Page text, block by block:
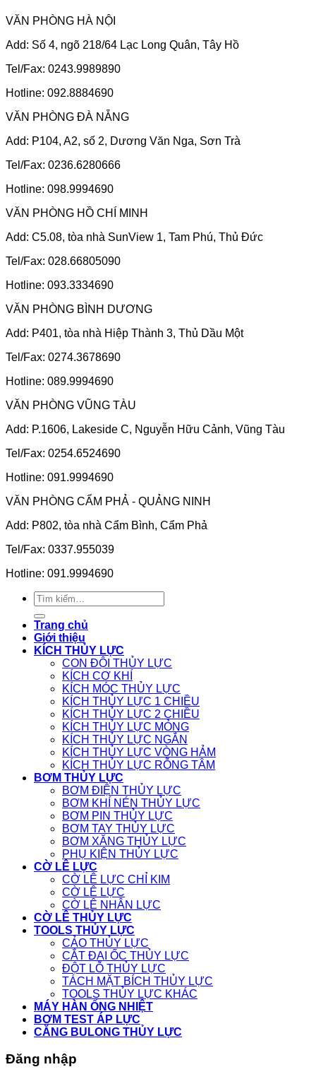
VĂN PHÒNG HÀ NỘI
Add: Số 4, ngõ 218/64 Lạc Long Quân, Tây Hồ
Tel/Fax: 0243.9989890
Hotline: 092.8884690
VĂN PHÒNG ĐÀ NẴNG
Add: P104, A2, số 2, Dương Văn Nga, Sơn Trà
Tel/Fax: 0236.6280666
Hotline: 098.9994690
VĂN PHÒNG HỒ CHÍ MINH
Add: C5.08, tòa nhà SunView 1, Tam Phú, Thủ Đức
Tel/Fax: 028.66805090
Hotline: 093.3334690
VĂN PHÒNG BÌNH DƯƠNG
Add: P401, tòa nhà Hiệp Thành 3, Thủ Dầu Một
Tel/Fax: 0274.3678690
Hotline: 089.9994690
VĂN PHÒNG VŨNG TÀU
Add: P.1606, Lakeside C, Nguyễn Hữu Cảnh, Vũng Tàu
Tel/Fax: 0254.6524690
Hotline: 091.9994690
VĂN PHÒNG CẨM PHẢ - QUẢNG NINH
Add: P802, tòa nhà Cẩm Bình, Cẩm Phả
Tel/Fax: 0337.955039
Hotline: 091.9994690
Tìm
kiếm:
Trang chủ
Giới thiệu
KÍCH THỦY LỰC
CON ĐỘI THỦY LỰC
KÍCH CƠ KHÍ
KÍCH MÓC THỦY LỰC
KÍCH THỦY LỰC 1 CHIỀU
KÍCH THỦY LỰC 2 CHIỀU
KÍCH THỦY LỰC MỎNG
KÍCH THỦY LỰC NGẮN
KÍCH THỦY LỰC VÒNG HẢM
KÍCH THỦY LỰC RỖNG TÂM
BƠM THỦY LỰC
BƠM ĐIỆN THỦY LỰC
BƠM KHÍ NÉN THỦY LỰC
BƠM PIN THỦY LỰC
BƠM TAY THỦY LỰC
BƠM XĂNG THỦY LỰC
PHỤ KIỆN THỦY LỰC
CỜ LÊ LỰC
CỜ LÊ LỰC CHỈ KIM
CỜ LÊ LỰC
CỜ LÊ NHÂN LỰC
CỜ LÊ THỦY LỰC
TOOLS THỦY LỰC
CẢO THỦY LỰC
CẮT ĐAI ỐC THỦY LỰC
ĐỘT LỖ THỦY LỰC
TÁCH MẶT BÍCH THỦY LỰC
TOOLS THỦY LỰC KHÁC
MÁY HÀN ỐNG NHIỆT
BƠM TEST ÁP LỰC
CĂNG BULONG THỦY LỰC
Đăng nhập